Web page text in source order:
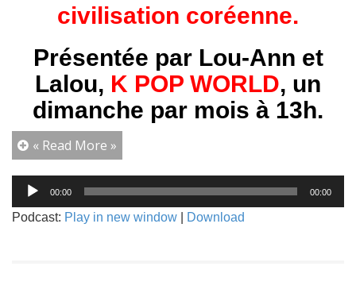
civilisation coréenne.
Présentée par Lou-Ann et
Lalou, K POP WORLD, un
dimanche par mois à 13h.
« Read More »
Lecteur
audio
00:00 00:00
Podcast: Play in new window Download